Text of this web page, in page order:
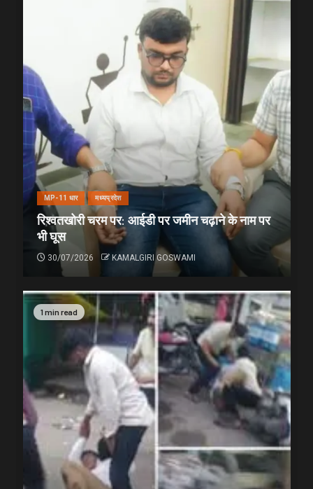
MP-11 धार मध्यप्रदेश
रिश्वतखोरी चरम पर: आईडी पर जमीन चढ़ाने के नाम पर
भी घूस
30/07/2026 KAMALGIRI GOSWAMI
1 min read